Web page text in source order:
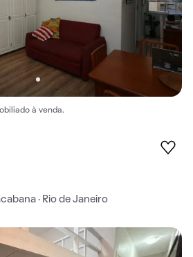
à venda.
· Rio de Janeiro